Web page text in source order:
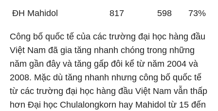
ĐH Mahidol
817 598 73%
Công bố quốc tế của các trường đại học hàng đầu
Việt Nam đã gia tăng nhanh chóng trong những
năm gần đây và tăng gấp đôi kể từ năm 2004 và
2008. Mặc dù tăng nhanh nhưng công bố quốc tế
từ các trường đại học hàng đầu Việt Nam vẫn thấp
hơn Đại học Chulalongkorn hay Mahidol từ 15 đến